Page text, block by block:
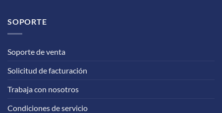
SOPORTE
Soporte de venta
Solicitud de facturación
Trabaja con nosotros
Condiciones de servicio